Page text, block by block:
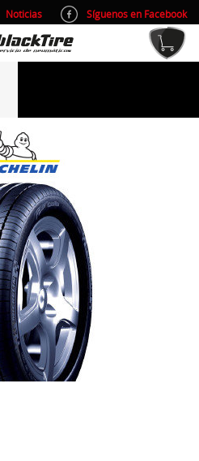
Noticias
Síguenos en Facebook
info@blacktire.es
Atención al cliente: L/V 9:00-14:00 y 15:00-19:00